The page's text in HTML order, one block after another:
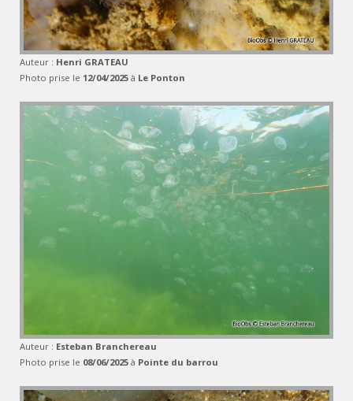
Auteur : Henri GRATEAU
Photo prise le 12/04/2025 à Le Ponton
Auteur : Esteban Branchereau
Photo prise le 08/06/2025 à Pointe du barrou